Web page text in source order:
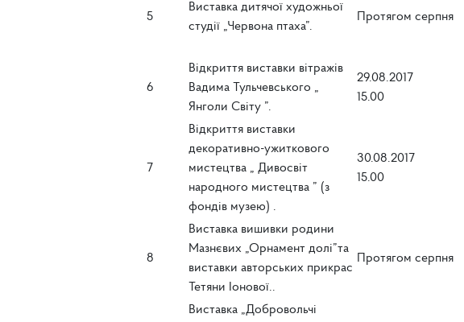
5
Виставка дитячої художньої
студії „Червона птаха”.
Протягом серпня
6
Відкриття виставки вітражів
Вадима Тульчевського „
Янголи Світу ”.
29.08.2017
15.00
7
Відкриття виставки
декоративно-ужиткового
мистецтва „ Дивосвіт
народного мистецтва ” (з
фондів музею) .
30.08.2017
15.00
8
Виставка вишивки родини
Мазнєвих „Орнамент долі”та
виставки авторських прикрас
Тетяни Іонової..
Протягом серпня
Виставка „Добровольчі